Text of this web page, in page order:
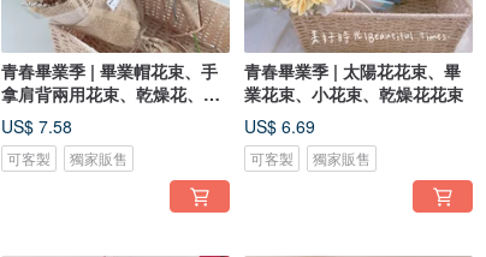
青春畢業季 | 畢業帽花束、手
拿肩背兩用花束、乾燥花、編
織花
US$ 7.58
可客製 獨家販售
青春畢業季 | 太陽花花束、畢
業花束、小花束、乾燥花花束
US$ 6.69
可客製 獨家販售